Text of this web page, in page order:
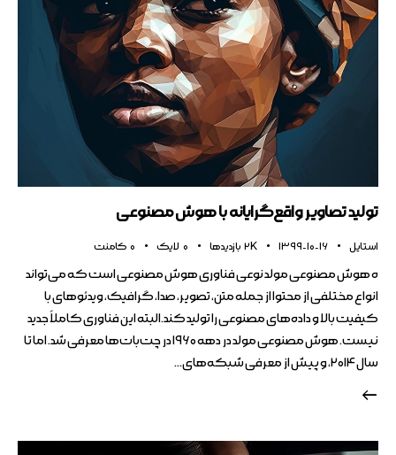
تولید تصاویر واقع‌گرایانه‌ با هوش مصنوعی
استایل 1399-10-16
2K بازدیدها 0 لایک 0 کامنت
ه هوش مصنوعی مولد نوعی فناوری هوش مصنوعی است که می‌تواند
انواع مختلفی از محتوا از جمله متن، تصویر، صدا، گرافیک، ویدئوهای با
کیفیت بالا و داده‌های مصنوعی را تولید کند.البته این فناوری کاملاً جدید
نیست. هوش مصنوعی مولد در دهه ۱۹۶۰ در چت‌بات‌ها معرفی شد. اما تا
سال ۲۰۱۴، و پیش از معرفی شبکه‌های…